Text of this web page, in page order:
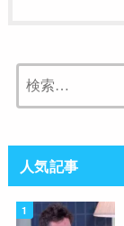
人気記事